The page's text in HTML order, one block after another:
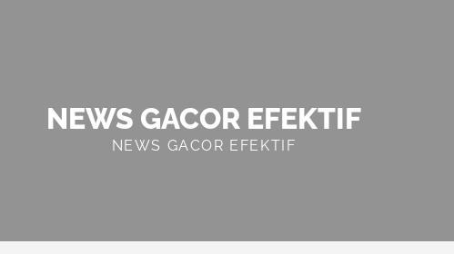
NEWS GACOR EFEKTIF
NEWS GACOR EFEKTIF